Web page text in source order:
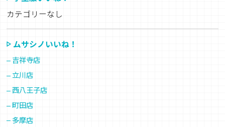
カテゴリーなし
ムサシノいいね！
吉祥寺店
立川店
西八王子店
町田店
多摩店